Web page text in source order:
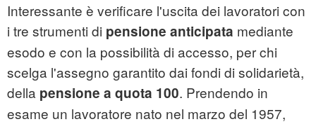
Interessante è verificare l'uscita dei lavoratori con
i tre strumenti di pensione anticipata mediante
esodo e con la possibilità di accesso, per chi
scelga l'assegno garantito dai fondi di solidarietà,
della pensione a quota 100. Prendendo in
esame un lavoratore nato nel marzo del 1957,